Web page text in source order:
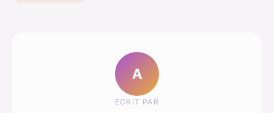
A
ECRIT PAR